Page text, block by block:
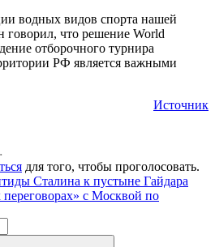
водных видов спорта нашей
что решение World
отборочного турнира
РФ является важными
Источник
для того, чтобы проголосовать.
Сталина к пустыне Гайдара
c Москвой по